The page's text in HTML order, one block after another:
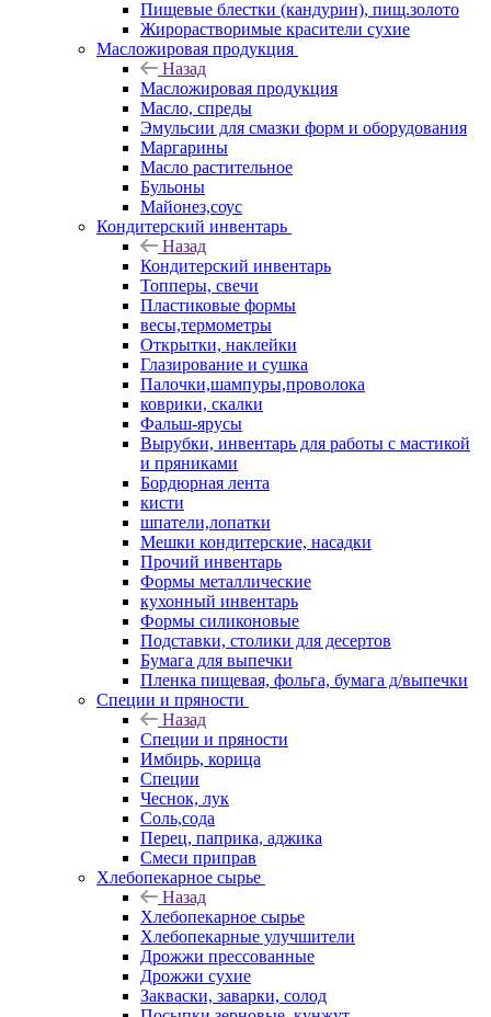
Пищевые блестки (кандурин), пищ.золото
Жирорастворимые красители сухие
Масложировая продукция
Назад
Масложировая продукция
Масло, спреды
Эмульсии для смазки форм и оборудования
Маргарины
Масло растительное
Бульоны
Майонез,соус
Кондитерский инвентарь
Назад
Кондитерский инвентарь
Топперы, свечи
Пластиковые формы
весы,термометры
Открытки, наклейки
Глазирование и сушка
Палочки,шампуры,проволока
коврики, скалки
Фальш-ярусы
Вырубки, инвентарь для работы с мастикой
и пряниками
Бордюрная лента
кисти
шпатели,лопатки
Мешки кондитерские, насадки
Прочий инвентарь
Формы металлические
кухонный инвентарь
Формы силиконовые
Подставки, столики для десертов
Бумага для выпечки
Пленка пищевая, фольга, бумага д/выпечки
Специи и пряности
Назад
Специи и пряности
Имбирь, корица
Специи
Чеснок, лук
Соль,сода
Перец, паприка, аджика
Смеси приправ
Хлебопекарное сырье
Назад
Хлебопекарное сырье
Хлебопекарные улучшители
Дрожжи прессованные
Дрожжи сухие
Закваски, заварки, солод